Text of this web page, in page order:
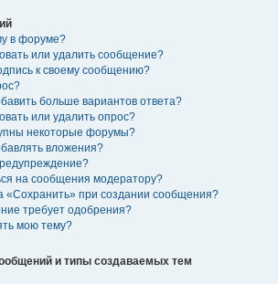
в форуме?
или удалить сообщение?
к своему сообщению?
больше вариантов ответа?
или удалить опрос?
некоторые форумы?
вложения?
на сообщения модератору?
«Сохранить» при создании сообщения?
требует одобрения?
мою тему?
и типы создаваемых тем